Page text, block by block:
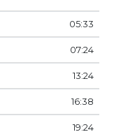
05:33
07:24
13:24
16:38
19:24